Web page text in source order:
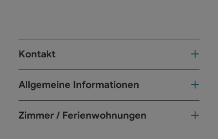
Kontakt
Allgemeine Informationen
Zimmer / Ferienwohnungen